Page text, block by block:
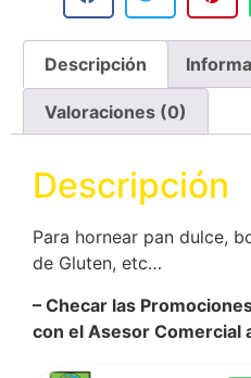
Descripción
Valoraciones (0)
Descripción
Para hornear pan dulce,
de Gluten, etc…
– Checar las
con el Asesor Comercial